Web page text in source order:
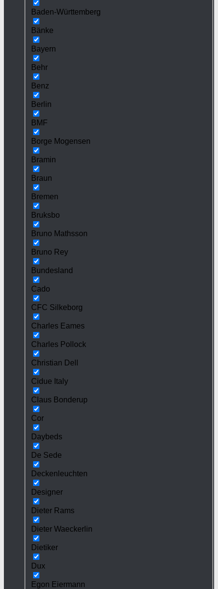
Baden-Württemberg
Bänke
Bayern
Behr
Benz
Berlin
BMF
Borge Mogensen
Bramin
Braun
Bremen
Bruksbo
Bruno Mathsson
Bruno Rey
Bundesland
Cado
CFC Silkeborg
Charles Eames
Charles Pollock
Christian Dell
Cidue Italy
Claus Bonderup
Cor
Daybeds
De Sede
Deckenleuchten
Designer
Dieter Rams
Dieter Waeckerlin
Dietiker
Dux
Egon Eiermann